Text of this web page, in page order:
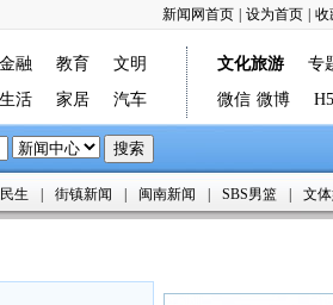
收
设为首页
新闻网首页
金融 教育
文明
生活 家居 汽车
文化旅游 专
微信 微博 H5
生 街镇新闻 闽南新闻 SBS男篮 文